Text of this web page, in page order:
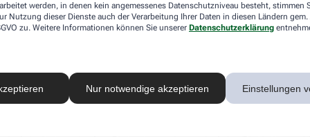
werden, in denen kein angemessenes Datenschutzniveau besteht, stimmen
Nutzung dieser Dienste auch der Verarbeitung Ihrer Daten in diesen Ländern
zu. Weitere Informationen können Sie unserer Datenschutzerklärung
Nur notwendige akzeptieren Einstellungen
ambulant oder stationär die Blutentnahme an. Die
Beschwerden vor, muss die betreffende Person den
erhoben?
Gesundheitschecks zu. So können Versicherte die